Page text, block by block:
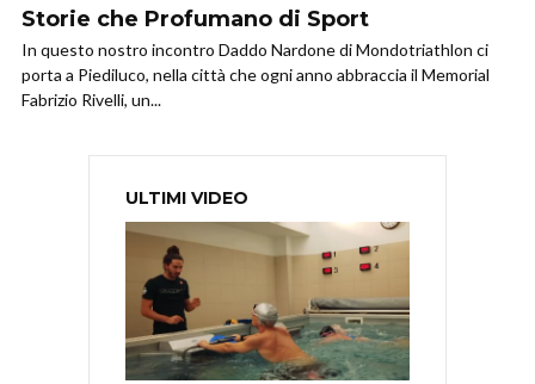
Storie che Profumano di Sport
In questo nostro incontro Daddo Nardone di Mondotriathlon ci
porta a Piediluco, nella città che ogni anno abbraccia il Memorial
Fabrizio Rivelli, un...
ULTIMI VIDEO